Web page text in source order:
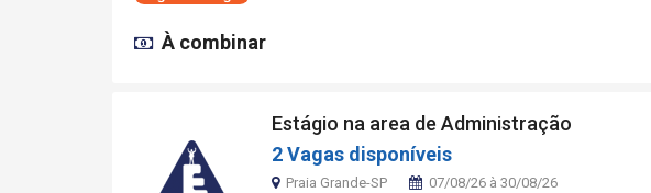
À combinar
Estágio na area de Administração
2 Vagas disponíveis
Praia Grande-SP 07/08/26 à 30/08/26